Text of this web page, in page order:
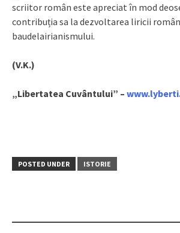
scriitor român este apreciat în mod
contribuția sa la dezvoltarea liricii
baudelairianismului.
(V.K.)
„Libertatea Cuvântului” –
POSTED UNDER ISTORIE